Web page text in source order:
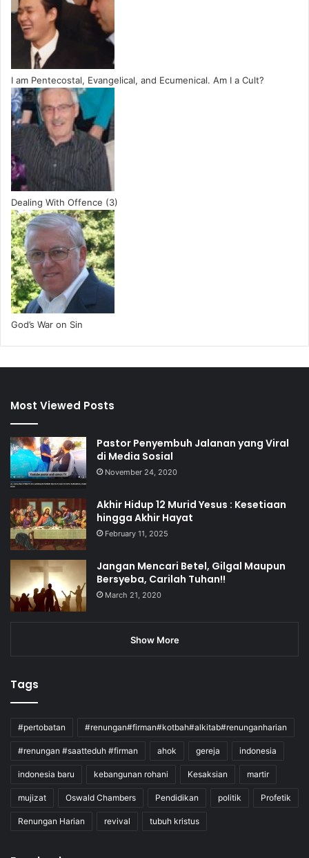
I am Pentecostal, Evangelical, and Ecumenical. Am I a Cult?
Dealing With Offence (3)
God’s War on Sin
Most Viewed Posts
Pastor Penyembuh Jalanan yang Viral
di Media Sosial
November 24, 2020
Akhir Hidup 12 Murid Yesus : Kesetiaan
hingga Akhir Hayat
February 11, 2025
Jangan Mencari Betel, Gilgal Maupun
Bersyeba, Carilah Tuhan!!
March 21, 2020
Show More
Tags
#pertobatan #renungan#firman#kotbah#alkitab#renunganharian
#renungan #saatteduh #firman ahok gereja indonesia
indonesia baru kebangunan rohani Kesaksian martir
mujizat Oswald Chambers Pendidikan politik Profetik
Renungan Harian revival tubuh kristus